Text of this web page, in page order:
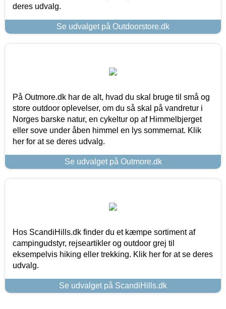
deres udvalg.
Se udvalget på Outdoorstore.dk
På Outmore.dk har de alt, hvad du skal bruge til små og
store outdoor oplevelser, om du så skal på vandretur i
Norges barske natur, en cykeltur op af Himmelbjerget
eller sove under åben himmel en lys sommernat. Klik
her for at se deres udvalg.
Se udvalget på Outmore.dk
Hos ScandiHills.dk finder du et kæmpe sortiment af
campingudstyr, rejseartikler og outdoor grej til
eksempelvis hiking eller trekking. Klik her for at se deres
udvalg.
Se udvalget på ScandiHills.dk